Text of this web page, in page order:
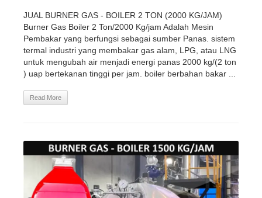
JUAL BURNER GAS - BOILER 2 TON (2000 KG/JAM)
Burner Gas Boiler 2 Ton/2000 Kg/jam Adalah Mesin
Pembakar yang berfungsi sebagai sumber Panas. sistem
termal industri yang membakar gas alam, LPG, atau LNG
untuk mengubah air menjadi energi panas 2000 kg/(2 ton
) uap bertekanan tinggi per jam. boiler berbahan bakar ...
Read More